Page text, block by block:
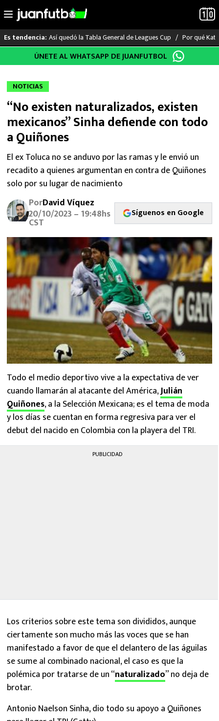
al
Es tendencia: Así quedó la Tabla General de Leagues Cup Por qué
LO ÚLTIMO
LIGA MX
RAYADOS
PUMAS
ATLANTE
SELECCIÓN MEXICANA
FUTBOL INTERNACIONAL
MEXICANOS EN EL EXTRANJERO
FUTBOL ESTUFA
FÓRMULA 1
BOXEO
LIGA MX
NFL
ÚNETE AL WHATSAPP DE JUANFUTBOL
NOTICIAS
“No existen naturalizados, existen
mexicanos” Sinha defiende con todo
a Quiñones
El ex Toluca no se anduvo por las ramas y le envió un
recadito a quienes argumentan en contra de Quiñones
solo por su lugar de nacimiento
PorDavid Víquez
20/10/2023 – 19:48hs
CST
Síguenos en Google
Todo el medio deportivo vive a la expectativa de ver
cuando llamarán al atacante del América,Julián
Quiñones, a la Selección Mexicana; es el tema de moda
y los días se cuentan en forma regresiva para ver el
debut del nacido en Colombia con la playera del TRI.
PUBLICIDAD
Los criterios sobre este tema son divididos, aunque
ciertamente son mucho más las voces que se han
manifestado a favor de que el delantero de las águilas
se sume al combinado nacional, el caso es que la
polémica por tratarse de un “naturalizado” no deja de
brotar.
Antonio Naelson Sinha, dio todo su apoyo a Quiñones